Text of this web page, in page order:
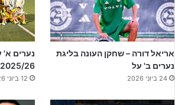
שתי הקבוצות ידעו את חשיבות המשחק וראו
הראשונה. מחצית ללא יותר מידי מצבים
אריאל דורה – שחקן העונה בליגת
נערים ב' על
24 ביוני 2026
נערים א'
2025/26
12 ביוני 2026